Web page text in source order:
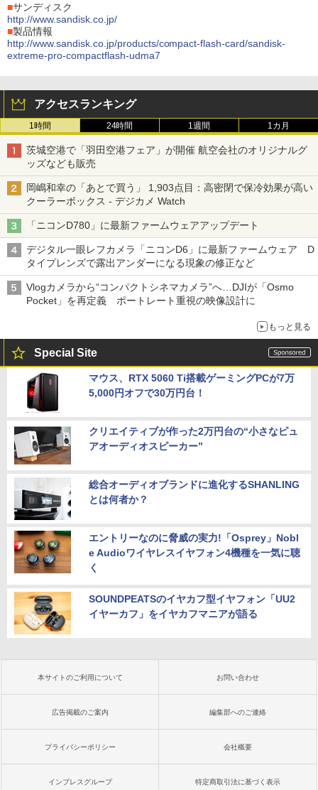
■サンディスク
http://www.sandisk.co.jp/
■製品情報
http://www.sandisk.co.jp/products/compact-flash-card/sandisk-
extreme-pro-compactflash-udma7
アクセスランキング
1時間 24時間 1週間 1カ月
茨城空港で「羽田空港フェア」が開催 航空会社のオリジナルグ
ッズなども販売
岡嶋和幸の「あとで買う」 1,903点目：高密閉で保冷効果が高い
クーラーボックス - デジカメ Watch
「ニコンD780」に最新ファームウェアアップデート
デジタル一眼レフカメラ「ニコンD6」に最新ファームウェア D
タイプレンズで露出アンダーになる現象の修正など
Vlogカメラから“コンパクトシネマカメラ”へ…DJIが「Osmo
Pocket」を再定義 ポートレート重視の映像設計に
もっと見る
Special Site
マウス、RTX 5060 Ti搭載ゲーミングPCが7万
5,000円オフで30万円台！
クリエイティブが作った2万円台の“小さなピュ
アオーディオスピーカー”
総合オーディオブランドに進化するSHANLING
とは何者か？
エントリーなのに脅威の実力!「Osprey」Nobl
e Audioワイヤレスイヤフォン4機種を一気に聴
く
SOUNDPEATSのイヤカフ型イヤフォン「UU2
イヤーカフ」をイヤカフマニアが語る
本サイトのご利用について お問い合わせ
広告掲載のご案内 編集部へのご連絡
プライバシーポリシー 会社概要
インプレスグループ 特定商取引法に基づく表示